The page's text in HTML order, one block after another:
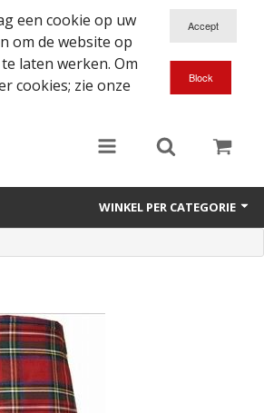
een cookie op uw
om de website op
laten werken. Om
cookies; zie onze
WINKEL PER CATEGORIE